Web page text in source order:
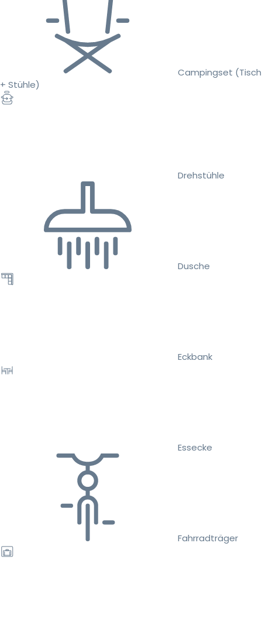
Campingset (Tisch
+ Stühle)
Drehstühle
Dusche
Eckbank
Essecke
Fahrradträger